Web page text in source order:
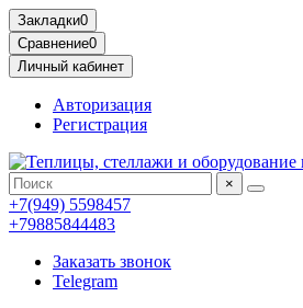
Закладки0
Сравнение0
Личный кабинет
Авторизация
Регистрация
×
+7(949) 5598457
+79885844483
Заказать звонок
Telegram